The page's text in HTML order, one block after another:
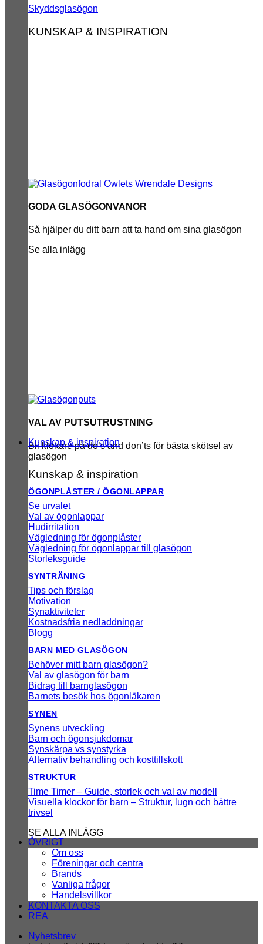
Skyddsglasögon
KUNSKAP & INSPIRATION
GODA GLASÖGONVANOR
Så hjälper du ditt barn att ta hand om sina glasögon
Se alla inlägg
VAL AV PUTSUTRUSTNING
Bli klokare på do’s and don’ts för bästa skötsel av
glasögon
Kunskap & inspiration
Kunskap & inspiration
ÖGONPLÅSTER / ÖGONLAPPAR
Se urvalet
Val av ögonlappar
Hudirritation
Vägledning för ögonplåster
Vägledning för ögonlappar till glasögon
Storleksguide
SYNTRÄNING
Tips och förslag
Motivation
Synaktiviteter
Kostnadsfria nedladdningar
Blogg
BARN MED GLASÖGON
Behöver mitt barn glasögon?
Val av glasögon för barn
Bidrag till barnglasögon
Barnets besök hos ögonläkaren
SYNEN
Synens utveckling
Barn och ögonsjukdomar
Synskärpa vs synstyrka
Alternativ behandling och kosttillskott
STRUKTUR
Time Timer – Guide, storlek och val av modell
Visuella klockor för barn – Struktur, lugn och bättre
trivsel
SE ALLA INLÄGG
ÖVRIGT
Om oss
Föreningar och centra
Brands
Vanliga frågor
Handelsvillkor
KONTAKTA OSS
REA
Nyhetsbrev